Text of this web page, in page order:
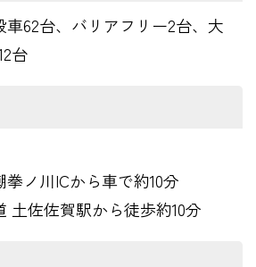
62台、バリアフリー2台、大
台
ノ川ICから車で約10分
土佐佐賀駅から徒歩約10分